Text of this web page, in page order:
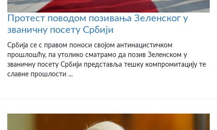
Протест поводом позивања Зеленског у
званичну посету Србији
Србија се с правом поноси својом антинацистичком
прошлошћу, па утолико сматрамо да позив Зеленском у
званичну посету Србији представља тешку компромитацију те
славне прошлости ...